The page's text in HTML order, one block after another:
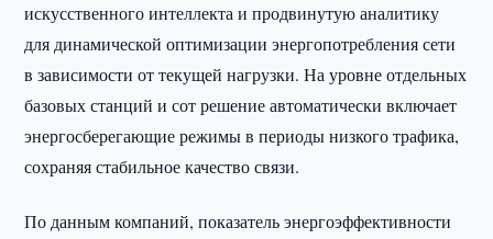
искусственного интеллекта и продвинутую аналитику
для динамической оптимизации энергопотребления сети
в зависимости от текущей нагрузки. На уровне отдельных
базовых станций и сот решение автоматически включает
энергосберегающие режимы в периоды низкого трафика,
сохраняя стабильное качество связи.
По данным компаний, показатель энергоэффективности